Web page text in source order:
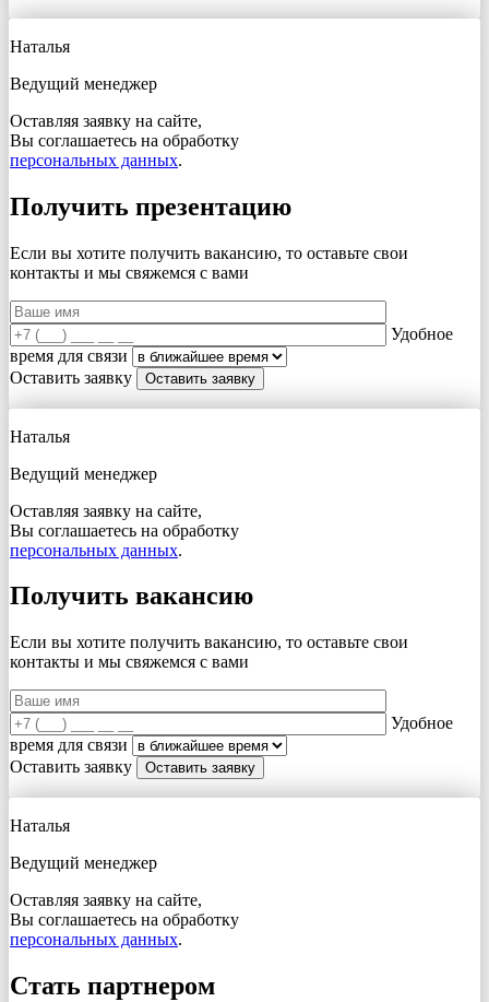
Наталья
Ведущий менеджер
Оставляя заявку на сайте,
Вы соглашаетесь на обработку
персональных данных.
Получить презентацию
Если вы хотите получить вакансию, то оставьте свои
контакты и мы свяжемся с вами
Удобное
время для связи
Оставить заявку
Наталья
Ведущий менеджер
Оставляя заявку на сайте,
Вы соглашаетесь на обработку
персональных данных.
Получить вакансию
Если вы хотите получить вакансию, то оставьте свои
контакты и мы свяжемся с вами
Удобное
время для связи
Оставить заявку
Наталья
Ведущий менеджер
Оставляя заявку на сайте,
Вы соглашаетесь на обработку
персональных данных.
Стать партнером